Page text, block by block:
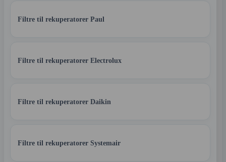
Filtre til rekuperatorer Paul
Filtre til rekuperatorer Electrolux
Filtre til rekuperatorer Daikin
Filtre til rekuperatorer Systemair